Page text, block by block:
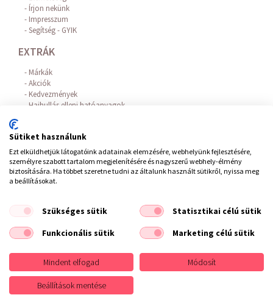
Írjon nekünk
Impresszum
Segítség - GYIK
EXTRÁK
Márkák
Akciók
Kedvezmények
Hajhullás elleni hatóanyagok
FIÓKOM
Belépés / Regisztráció
Hírlevél feliratkozás
Elállás a szerződéstől
ÁSZF Adatvédelem/Elállás a szerződéstől
Copyright © 2021 Fodrászkellék Bolt
Sütiket használunk
Ezt elküldhetjük látogatóink adatainak elemzésére, webhelyünk fejlesztésére,
személyre szabott tartalom megjelenítésére és nagyszerű webhely-élmény
biztosítására. Ha többet szeretne tudni az általunk használt sütikről, nyissa meg
a beállításokat.
Szükséges sütik
Statisztikai célú sütik
Funkcionális sütik
Marketing célú sütik
Mindent elfogad Módosít
Beállítások mentése